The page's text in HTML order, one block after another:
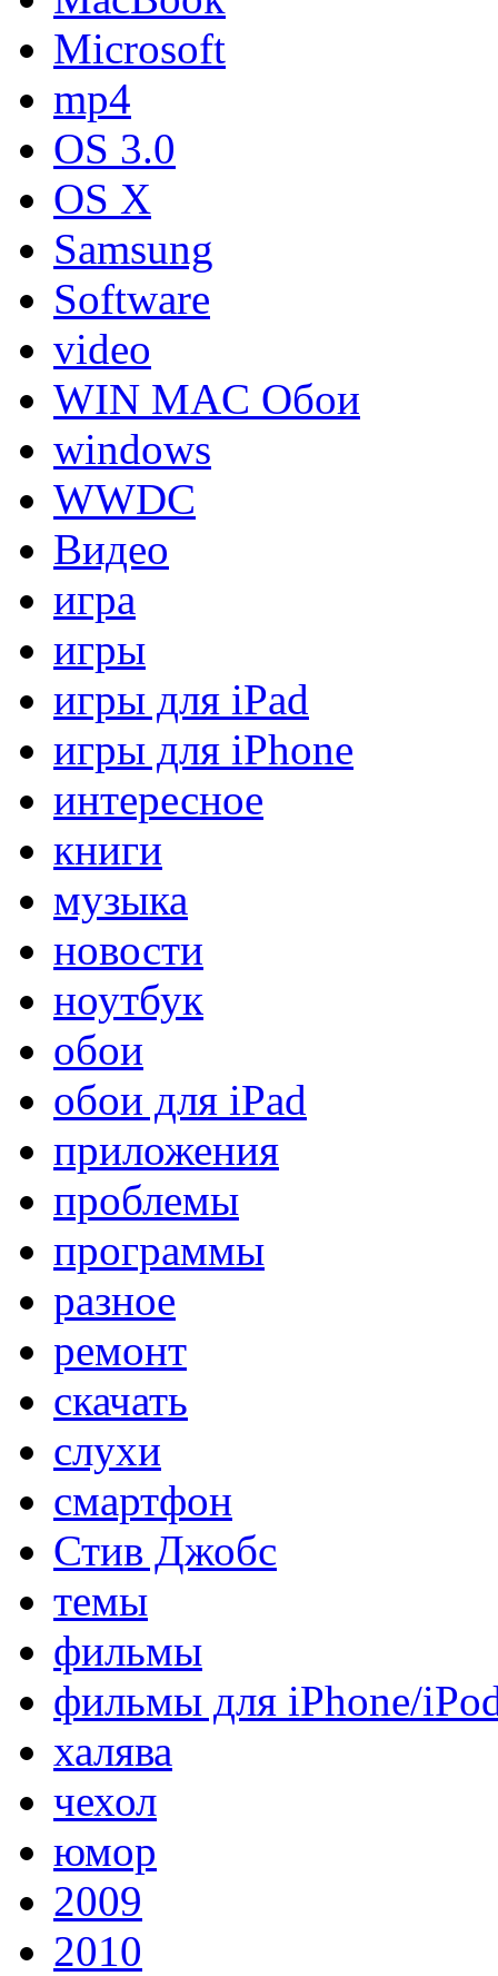
Microsoft
mp4
OS 3.0
OS X
Samsung
Software
video
WIN MAC Обои
windows
WWDC
Видео
игра
игры
игры для iPad
игры для iPhone
интересное
книги
музыка
новости
ноутбук
обои
обои для iPad
приложения
проблемы
программы
разное
ремонт
скачать
слухи
смартфон
Стив Джобс
темы
фильмы
фильмы для iPhone/
халява
чехол
юмор
2009
2010